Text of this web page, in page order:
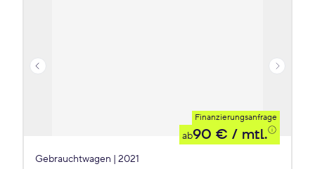
Finanzierungsanfrage
ab90 € / mtl.
Gebrauchtwagen | 2021